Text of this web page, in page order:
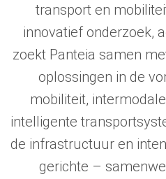
transport en
innovatief onderzoek,
zoekt Panteia samen
oplossingen in de
mobiliteit,
intelligente
de infrastructuur en
gerichte –